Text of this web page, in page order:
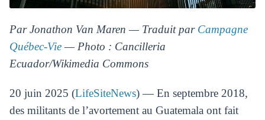
Par Jonathon Van Maren — Traduit par Campagne
Québec-Vie— Photo : Cancilleria
Ecuador/Wikimedia Commons
20 juin 2025 (LifeSiteNews) — En septembre 2018,
des militants de l’avortement au Guatemala ont fait